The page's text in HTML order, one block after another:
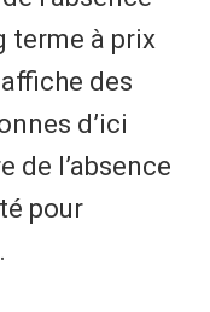
terme à prix
affiche des
d’ici
de l’absence
pour